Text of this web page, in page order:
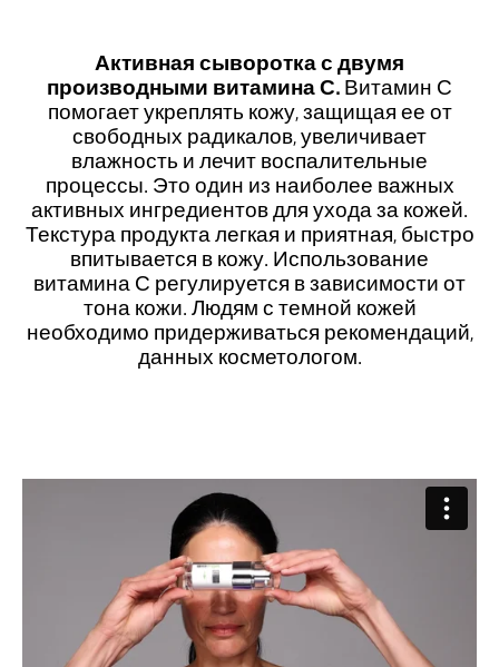
Активная сыворотка с двумя
производными витамина С. Витамин С
помогает укреплять кожу, защищая ее от
свободных радикалов, увеличивает
влажность и лечит воспалительные
процессы. Это один из наиболее важных
активных ингредиентов для ухода за кожей.
Текстура продукта легкая и приятная, быстро
впитывается в кожу. Использование
витамина С регулируется в зависимости от
тона кожи. Людям с темной кожей
необходимо придерживаться рекомендаций,
данных косметологом.